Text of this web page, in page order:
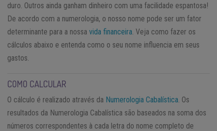
duro. Outros ainda ganham dinheiro com uma facilidade espantosa!
De acordo com a numerologia, o nosso nome pode ser um fator
determinante para a nossa vida financeira . Veja como fazer os
cálculos abaixo e entenda como o seu nome influencia em seus
gastos.
COMO CALCULAR
O cálculo é realizado através da Numerologia Cabalística . Os
resultados da Numerologia Cabalística são baseados na soma dos
números correspondentes à cada letra do nome completo de